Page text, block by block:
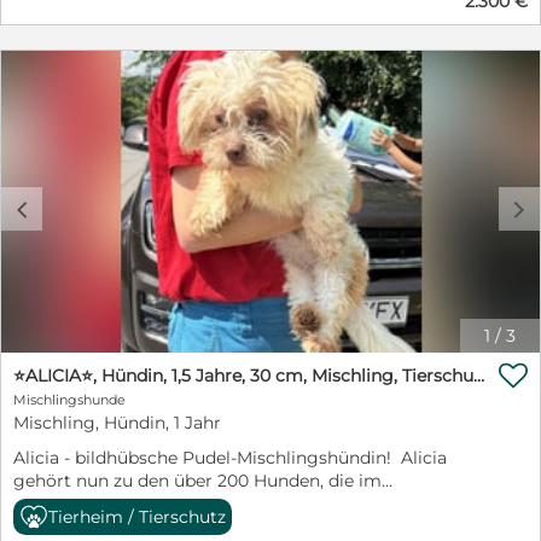
1 / 3
c d
⭐️ALICIA⭐️, Hündin, 1,5 Jahre, 30 cm, Mischling, Tierschutz Rumänien
Mischlingshunde
Mischling, Hündin, 1 Jahr
Alicia - bildhübsche Pudel-Mischlingshündin! Alicia
gehört nun zu den über 200 Hunden, die im
rumänischen Ort Finta Mare im Shelter von Floriela auf
ein liebevolles Zuhause hoffen. Name: Alicia

Tierheim / Tierschutz